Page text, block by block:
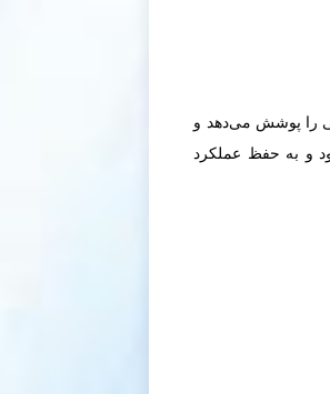
را پوشش می‌دهد و
و به حفظ عملکرد